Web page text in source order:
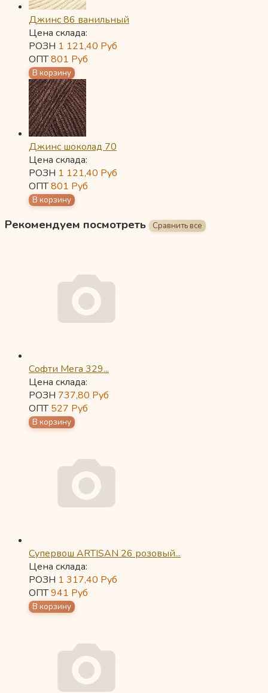
Джинс 86 ванильный
Цена склада:
РОЗН 1 121,40 Руб
ОПТ801 Руб
Джинс шоколад 70
Цена склада:
РОЗН 1 121,40 Руб
ОПТ801 Руб
Рекомендуем посмотреть
Софти Мега 329...
Цена склада:
РОЗН 737,80 Руб
ОПТ527 Руб
Супервош ARTISAN 26 розовый...
Цена склада:
РОЗН 1 317,40 Руб
ОПТ941 Руб